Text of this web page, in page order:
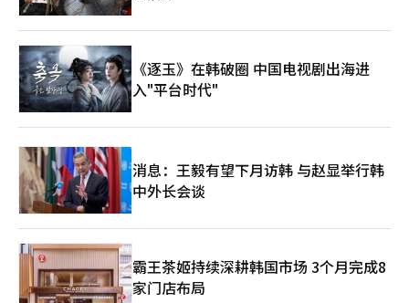
过程。我们将专注于客户最看重的服务，基于新的愿景和商业模
式，通过结合航空和酒店服务，迈向全球航空公司的目标。”※
本报道经人工智能（AI）系统翻译与编辑。
《逐玉》在韩破圈 中国电视剧出海进
入"平台时代"
消息：王毅有望下月访韩 与赵显举行韩
中外长会谈
霸王茶姬持续深耕韩国市场 3个月完成8
家门店布局